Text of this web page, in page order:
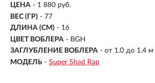
ЦЕНА - 1 880 руб.
ВЕС (ГР) - 77
ДЛИНА (СМ) - 16
ЦВЕТ ВОБЛЕРА - BGH
ЗАГЛУБЛЕНИЕ ВОБЛЕРА - от 1.0 до 1.4 м
МОДЕЛЬ - Super Shad Rap